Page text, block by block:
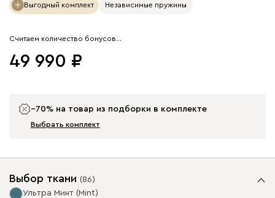
Выгодный комплект Независимые пружины
Считаем количество бонусов…
49 990
−70% на товар из подборки в комплекте
Выбрать комплект
Выбор ткани (86)
Ультра Минт (Mint)